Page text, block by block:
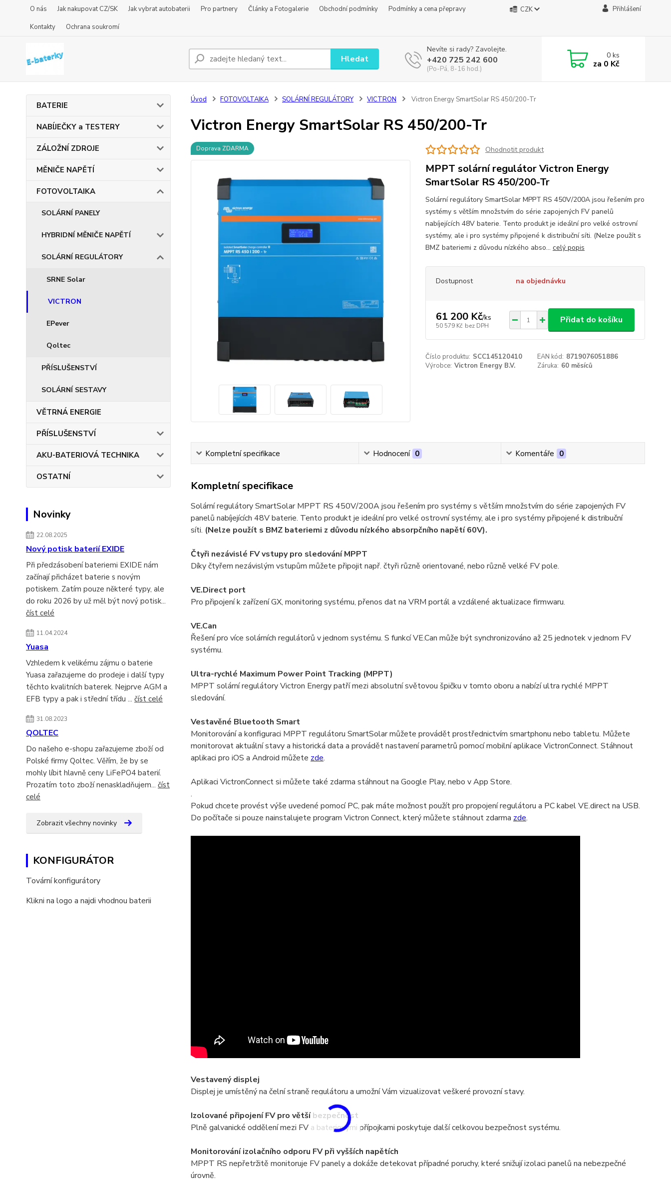
O nás Jak nakupovat CZ/SK Jak vybrat autobaterii Pro partnery Články a Fotogalerie Obchodní podmínky
Podmínky a cena přepravy
Kontakty
Ochrana soukromí
CZK Přihlášení
Hledat
Nevíte si rady? Zavolejte.
+420 725 242 600
(Po-Pá, 8-16 hod.)
0ks
za 0 Kč
BATERIE
NABÍJEČKY a TESTERY
ZÁLOŽNÍ ZDROJE
MĚNIČE NAPĚTÍ
FOTOVOLTAIKA
SOLÁRNÍ PANELY
HYBRIDNÍ MĚNIČE NAPĚTÍ
SOLÁRNÍ REGULÁTORY
SRNE Solar
VICTRON
EPever
Qoltec
PŘÍSLUŠENSTVÍ
SOLÁRNÍ SESTAVY
VĚTRNÁ ENERGIE
PŘÍSLUŠENSTVÍ
AKU-BATERIOVÁ TECHNIKA
OSTATNÍ
Novinky
22.08.2025
Nový potisk baterií EXIDE
Při předzásobení bateriemi EXIDE nám
začínají přicházet baterie s novým
potiskem. Zatím pouze některé typy, ale
do roku 2026 by už měl být nový potisk...
číst celé
11.04.2024
Yuasa
Vzhledem k velikému zájmu o baterie
Yuasa zařazujeme do prodeje i další typy
těchto kvalitních baterek. Nejprve AGM a
EFB typy a pak i střední třídu ... číst celé
31.08.2023
QOLTEC
Do našeho e-shopu zařazujeme zboží od
Polské firmy Qoltec. Věřím, že by se
mohly líbit hlavně ceny LiFePO4 baterií.
Prozatím toto zboží nenaskladňujem... číst
celé
Zobrazit všechny novinky
KONFIGURÁTOR
Tovární konfigurátory
Klikni na logo a najdi vhodnou baterii
Úvod FOTOVOLTAIKA SOLÁRNÍ REGULÁTORY VICTRON Victron Energy SmartSolar RS 450/200-Tr
Victron Energy SmartSolar RS 450/200-Tr
Doprava ZDARMA Ohodnotit produkt
MPPT solární regulátor Victron Energy
SmartSolar RS 450/200-Tr
Solární regulátory SmartSolar MPPT RS 450V/200A jsou řešením pro
systémy s větším množstvím do série zapojených FV panelů
nabíjejících 48V baterie. Tento produkt je ideální pro velké ostrovní
systémy, ale i pro systémy připojené k distribuční síti. (Nelze použít s
BMZ bateriemi z důvodu nízkého abso... celý popis
Dostupnost na objednávku
61 200 Kč/ks
50 579 Kč bez DPH
Přidat do košíku
Číslo produktu: SCC145120410 EAN kód: 8719076051886
Výrobce: Victron Energy B.V. Záruka: 60 měsíců
Kompletní specifikace Hodnocení 0 Komentáře 0
Kompletní specifikace
Solární regulátory SmartSolar MPPT RS 450V/200A jsou řešením pro systémy s větším množstvím do série zapojených FV
panelů nabíjejících 48V baterie. Tento produkt je ideální pro velké ostrovní systémy, ale i pro systémy připojené k distribuční
síti. (Nelze použít s BMZ bateriemi z důvodu nízkého absorpčního napětí 60V).
Čtyři nezávislé FV vstupy pro sledování MPPT
Díky čtyřem nezávislým vstupům můžete připojit např. čtyři různě orientované, nebo různě velké FV pole.
VE.Direct port
Pro připojení k zařízení GX, monitoring systému, přenos dat na VRM portál a vzdálené aktualizace firmwaru.
VE.Can
Řešení pro více solárních regulátorů v jednom systému. S funkcí VE.Can může být synchronizováno až 25 jednotek v jednom FV
systému.
Ultra-rychlé Maximum Power Point Tracking (MPPT)
MPPT solární regulátory Victron Energy patří mezi absolutní světovou špičku v tomto oboru a nabízí ultra rychlé MPPT
sledování.
Vestavěné Bluetooth Smart
Monitorování a konfiguraci MPPT regulátoru SmartSolar můžete provádět prostřednictvím smartphonu nebo tabletu. Můžete
monitorovat aktuální stavy a historická data a provádět nastavení parametrů pomocí mobilní aplikace VictronConnect. Stáhnout
aplikaci pro iOS a Android můžete zde.
Aplikaci VictronConnect si můžete také zdarma stáhnout na Google Play, nebo v App Store.
.
Pokud chcete provést výše uvedené pomocí PC, pak máte možnost použít pro propojení regulátoru a PC kabel VE.direct na USB.
Do počítače si pouze nainstalujete program Victron Connect, který můžete stáhnout zdarma zde.
Vestavený displej
Displej je umístěný na čelní straně regulátoru a umožní Vám vizualizovat veškeré provozní stavy.
Izolované připojení FV pro větší bezpečnost
Plně galvanické oddělení mezi FV a bateriovými přípojkami poskytuje další celkovou bezpečnost systému.
Monitorování izolačního odporu FV při vyšších napětích
MPPT RS nepřetržitě monitoruje FV panely a dokáže detekovat případné poruchy, které snižují izolaci panelů na nebezpečné
úrovně.